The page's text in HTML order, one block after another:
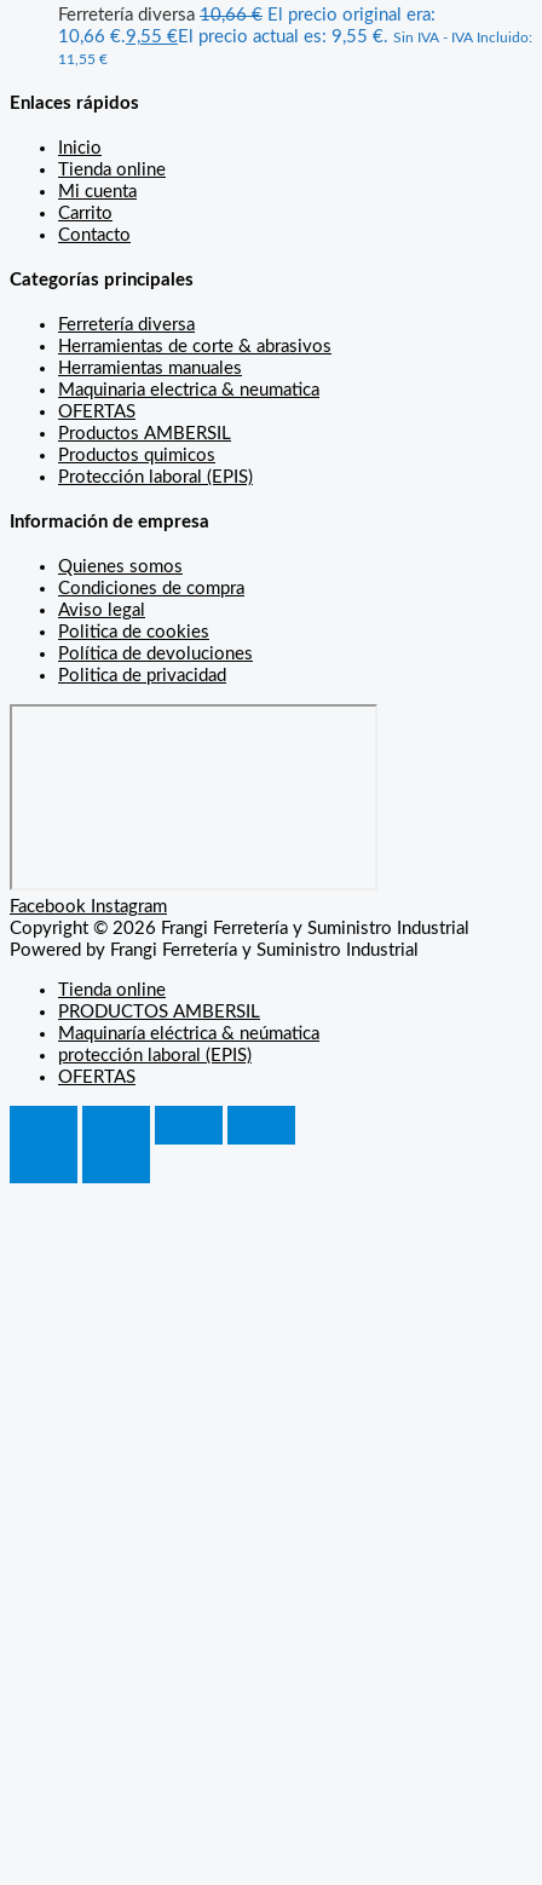
Ferretería diversa 10,66€ El precio original era:
10,66 €.9,55 €El precio actual es: 9,55 €. Sin IVA - IVA Incluido:
11,55 €
Enlaces rápidos
Inicio
Tienda online
Mi cuenta
Carrito
Contacto
Categorías principales
Ferretería diversa
Herramientas de corte & abrasivos
Herramientas manuales
Maquinaria electrica & neumatica
OFERTAS
Productos AMBERSIL
Productos quimicos
Protección laboral (EPIS)
Información de empresa
Quienes somos
Condiciones de compra
Aviso legal
Politica de cookies
Política de devoluciones
Politica de privacidad
Facebook Instagram
Copyright © 2026 Frangi Ferretería y Suministro Industrial
Powered by Frangi Ferretería y Suministro Industrial
Tienda online
PRODUCTOS AMBERSIL
Maquinaría eléctrica & neúmatica
protección laboral (EPIS)
OFERTAS